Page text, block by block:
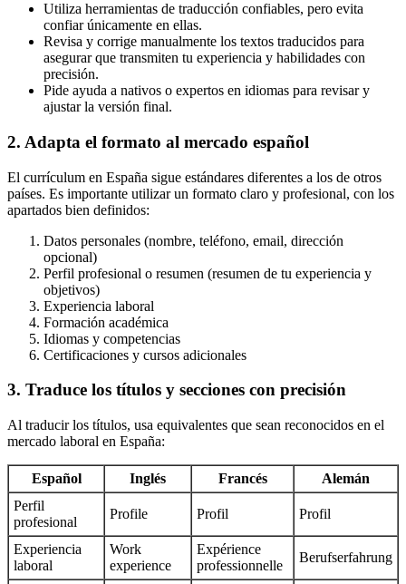
Utiliza herramientas de traducción confiables, pero evita
confiar únicamente en ellas.
Revisa y corrige manualmente los textos traducidos para
asegurar que transmiten tu experiencia y habilidades con
precisión.
Pide ayuda a nativos o expertos en idiomas para revisar y
ajustar la versión final.
2. Adapta el formato al mercado español
El currículum en España sigue estándares diferentes a los de otros
países. Es importante utilizar un formato claro y profesional, con los
apartados bien definidos:
Datos personales (nombre, teléfono, email, dirección
opcional)
Perfil profesional o resumen (resumen de tu experiencia y
objetivos)
Experiencia laboral
Formación académica
Idiomas y competencias
Certificaciones y cursos adicionales
3. Traduce los títulos y secciones con precisión
Al traducir los títulos, usa equivalentes que sean reconocidos en el
mercado laboral en España:
Español Inglés Francés
Alemán
Perfil
profesional
Profile Profil Profil
Experiencia
laboral
Work
experience
Expérience
professionnelle
Berufserfahrung